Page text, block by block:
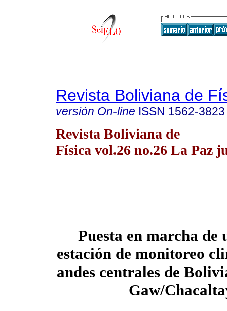
Revista Boliviana de
versión On-line ISSN 1562-3823
Revista Boliviana de
Física vol.26 no.26 La Paz
Puesta en marcha de
estación de monitoreo
andes centrales de
Gaw/